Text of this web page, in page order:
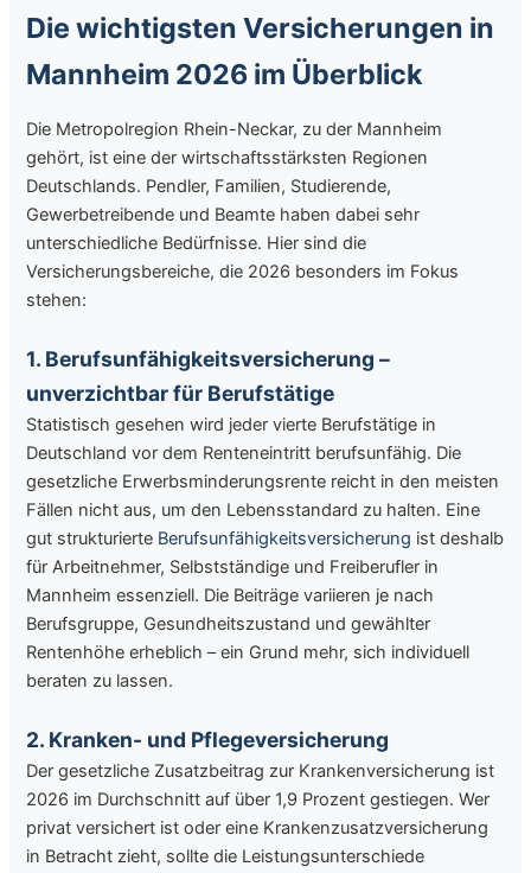
Die wichtigsten Versicherungen in
Mannheim 2026 im Überblick
Die Metropolregion Rhein-Neckar, zu der Mannheim
gehört, ist eine der wirtschaftsstärksten Regionen
Deutschlands. Pendler, Familien, Studierende,
Gewerbetreibende und Beamte haben dabei sehr
unterschiedliche Bedürfnisse. Hier sind die
Versicherungsbereiche, die 2026 besonders im Fokus
stehen:
1. Berufsunfähigkeitsversicherung –
unverzichtbar für Berufstätige
Statistisch gesehen wird jeder vierte Berufstätige in
Deutschland vor dem Renteneintritt berufsunfähig. Die
gesetzliche Erwerbsminderungsrente reicht in den meisten
Fällen nicht aus, um den Lebensstandard zu halten. Eine
gut strukturierte Berufsunfähigkeitsversicherung ist deshalb
für Arbeitnehmer, Selbstständige und Freiberufler in
Mannheim essenziell. Die Beiträge variieren je nach
Berufsgruppe, Gesundheitszustand und gewählter
Rentenhöhe erheblich – ein Grund mehr, sich individuell
beraten zu lassen.
2. Kranken- und Pflegeversicherung
Der gesetzliche Zusatzbeitrag zur Krankenversicherung ist
2026 im Durchschnitt auf über 1,9 Prozent gestiegen. Wer
privat versichert ist oder eine Krankenzusatzversicherung
in Betracht zieht, sollte die Leistungsunterschiede